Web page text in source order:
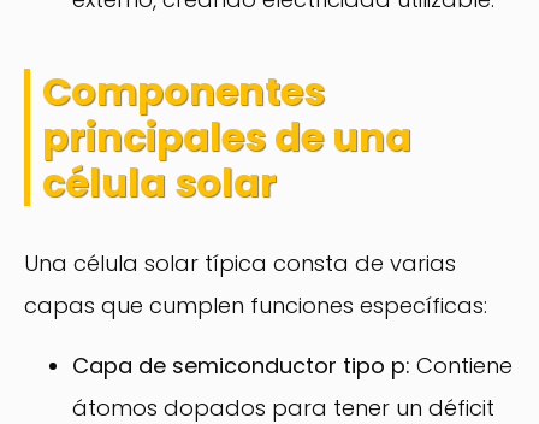
Componentes
principales de una
célula solar
Una célula solar típica consta de varias
capas que cumplen funciones específicas:
Capa de semiconductor tipo p: Contiene
átomos dopados para tener un déficit